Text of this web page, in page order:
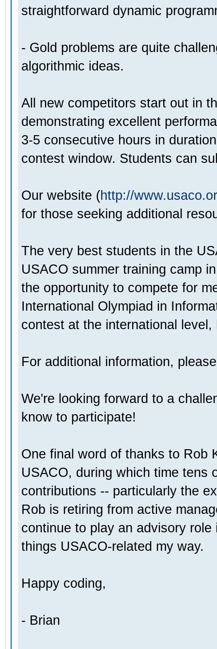
straightforward dynamic
- Gold problems are quite
algorithmic ideas.
All new competitors start out in
demonstrating excellent
3-5 consecutive hours in
contest window. Students can
Our website (http://
for those seeking additional
The very best students in the
USACO summer training camp
the opportunity to compete for
International Olympiad in
contest at the international
For additional information,
We're looking forward to a
know to participate!
One final word of thanks to Rob
USACO, during which time tens
contributions -- particularly the
Rob is retiring from active
continue to play an advisory
things USACO-related my way.
Happy coding,
- Brian